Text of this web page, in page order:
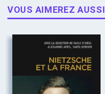
VOUS AIMEREZ AUSSI